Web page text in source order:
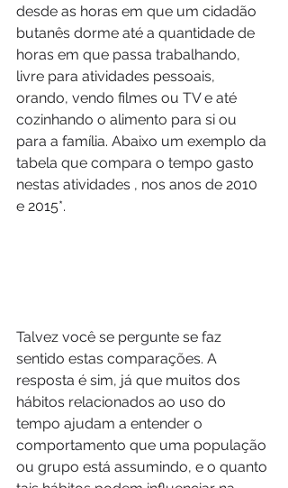
desde as horas em que um cidadão
butanês dorme até a quantidade de
horas em que passa trabalhando,
livre para atividades pessoais,
orando, vendo filmes ou TV e até
cozinhando o alimento para si ou
para a família. Abaixo um exemplo da
tabela que compara o tempo gasto
nestas atividades , nos anos de 2010
e 2015*.
Talvez você se pergunte se faz
sentido estas comparações. A
resposta é sim, já que muitos dos
hábitos relacionados ao uso do
tempo ajudam a entender o
comportamento que uma população
ou grupo está assumindo, e o quanto